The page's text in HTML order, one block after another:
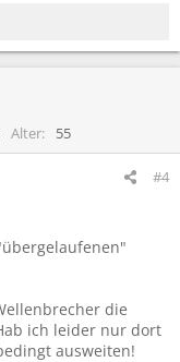
Alter 55
#4
die
ich leider nur dort
ausweiten!